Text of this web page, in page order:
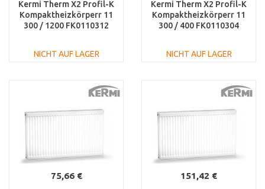
Kermi Therm X2 Profil-K
Kompaktheizkörperr 11
300 / 1200 FK0110312
NICHT AUF LAGER
Kermi Therm X2 Profil-K
Kompaktheizkörperr 11
300 / 400 FK0110304
NICHT AUF LAGER
75,66 € 151,42 €